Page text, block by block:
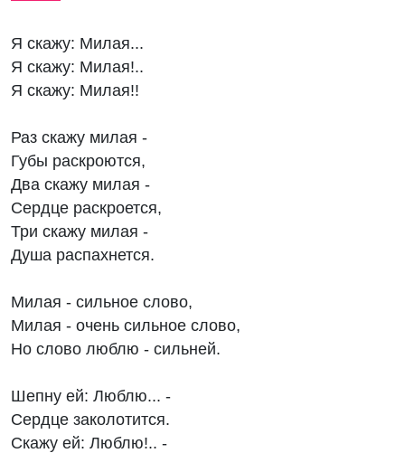
Я скажу: Милая...
Я скажу: Милая!..
Я скажу: Милая!!
Раз скажу милая -
Губы раскроются,
Два скажу милая -
Сердце раскроется,
Три скажу милая -
Душа распахнется.
Милая - сильное слово,
Милая - очень сильное слово,
Но слово люблю - сильней.
Шепну ей: Люблю... -
Сердце заколотится.
Скажу ей: Люблю!.. -